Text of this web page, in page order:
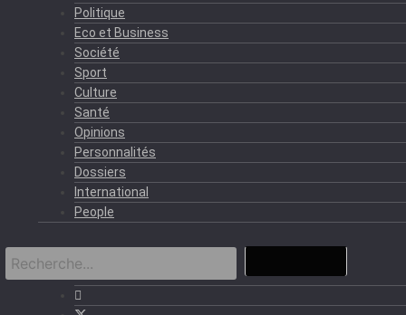
Politique
Eco et Business
Société
Sport
Culture
Santé
Opinions
Personnalités
Dossiers
International
People